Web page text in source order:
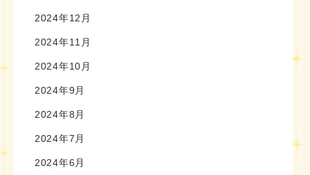
2024年12月
2024年11月
2024年10月
2024年9月
2024年8月
2024年7月
2024年6月